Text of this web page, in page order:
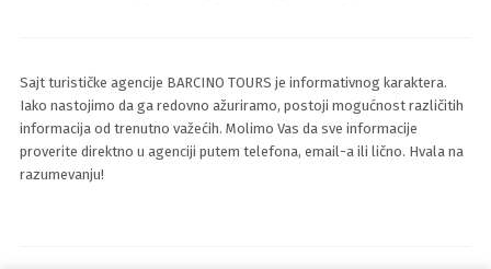
Sajt turističke agencije BARCINO TOURS je informativnog karaktera.
Iako nastojimo da ga redovno ažuriramo, postoji mogućnost različitih
informacija od trenutno važećih. Molimo Vas da sve informacije
proverite direktno u agenciji putem telefona, email-a ili lično. Hvala na
razumevanju!